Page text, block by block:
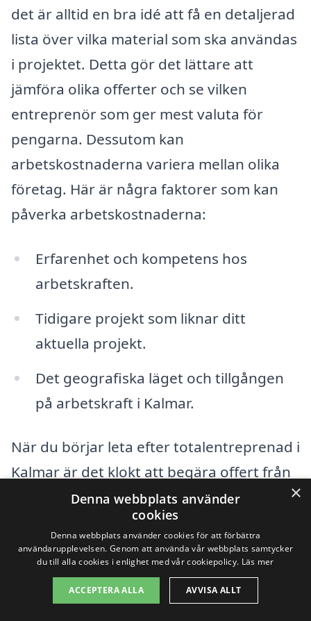
det är alltid en bra idé att få en detaljerad
lista över vilka material som ska användas
i projektet. Detta gör det lättare att
jämföra olika offerter och se vilken
entreprenör som ger mest valuta för
pengarna. Dessutom kan
arbetskostnaderna variera mellan olika
företag. Här är några faktorer som kan
påverka arbetskostnaderna:
Erfarenhet och kompetens hos
arbetskraften.
Tidigare projekt som liknar ditt
aktuella projekt.
Det geografiska läget och tillgången
på arbetskraft i Kalmar.
När du börjar leta efter totalentreprenad i
Kalmar är det klokt att begära offert från
flera olika entreprenörer. Detta ger dig en
bra översikt över de olika priserna och
tjänsterna som erbjuds i ditt närområde.
Tänk på att inte bara fokusera på det
lägsta priset; kvalitet och erfarenhet är
×
Denna webbplats använder
cookies
Denna webbplats använder cookies för att förbättra
användarupplevelsen. Genom att använda vår webbplats samtycker
du till alla cookies i enlighet med vår cookiepolicy. Läs mer
ACCEPTERA ALLA AVVISA ALLT